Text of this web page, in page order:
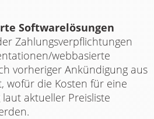
Softwarelösungen
Zahlungsverpflichtungen
webbasierte
vorheriger Ankündigung aus
wofür die Kosten für eine
aktueller Preisliste